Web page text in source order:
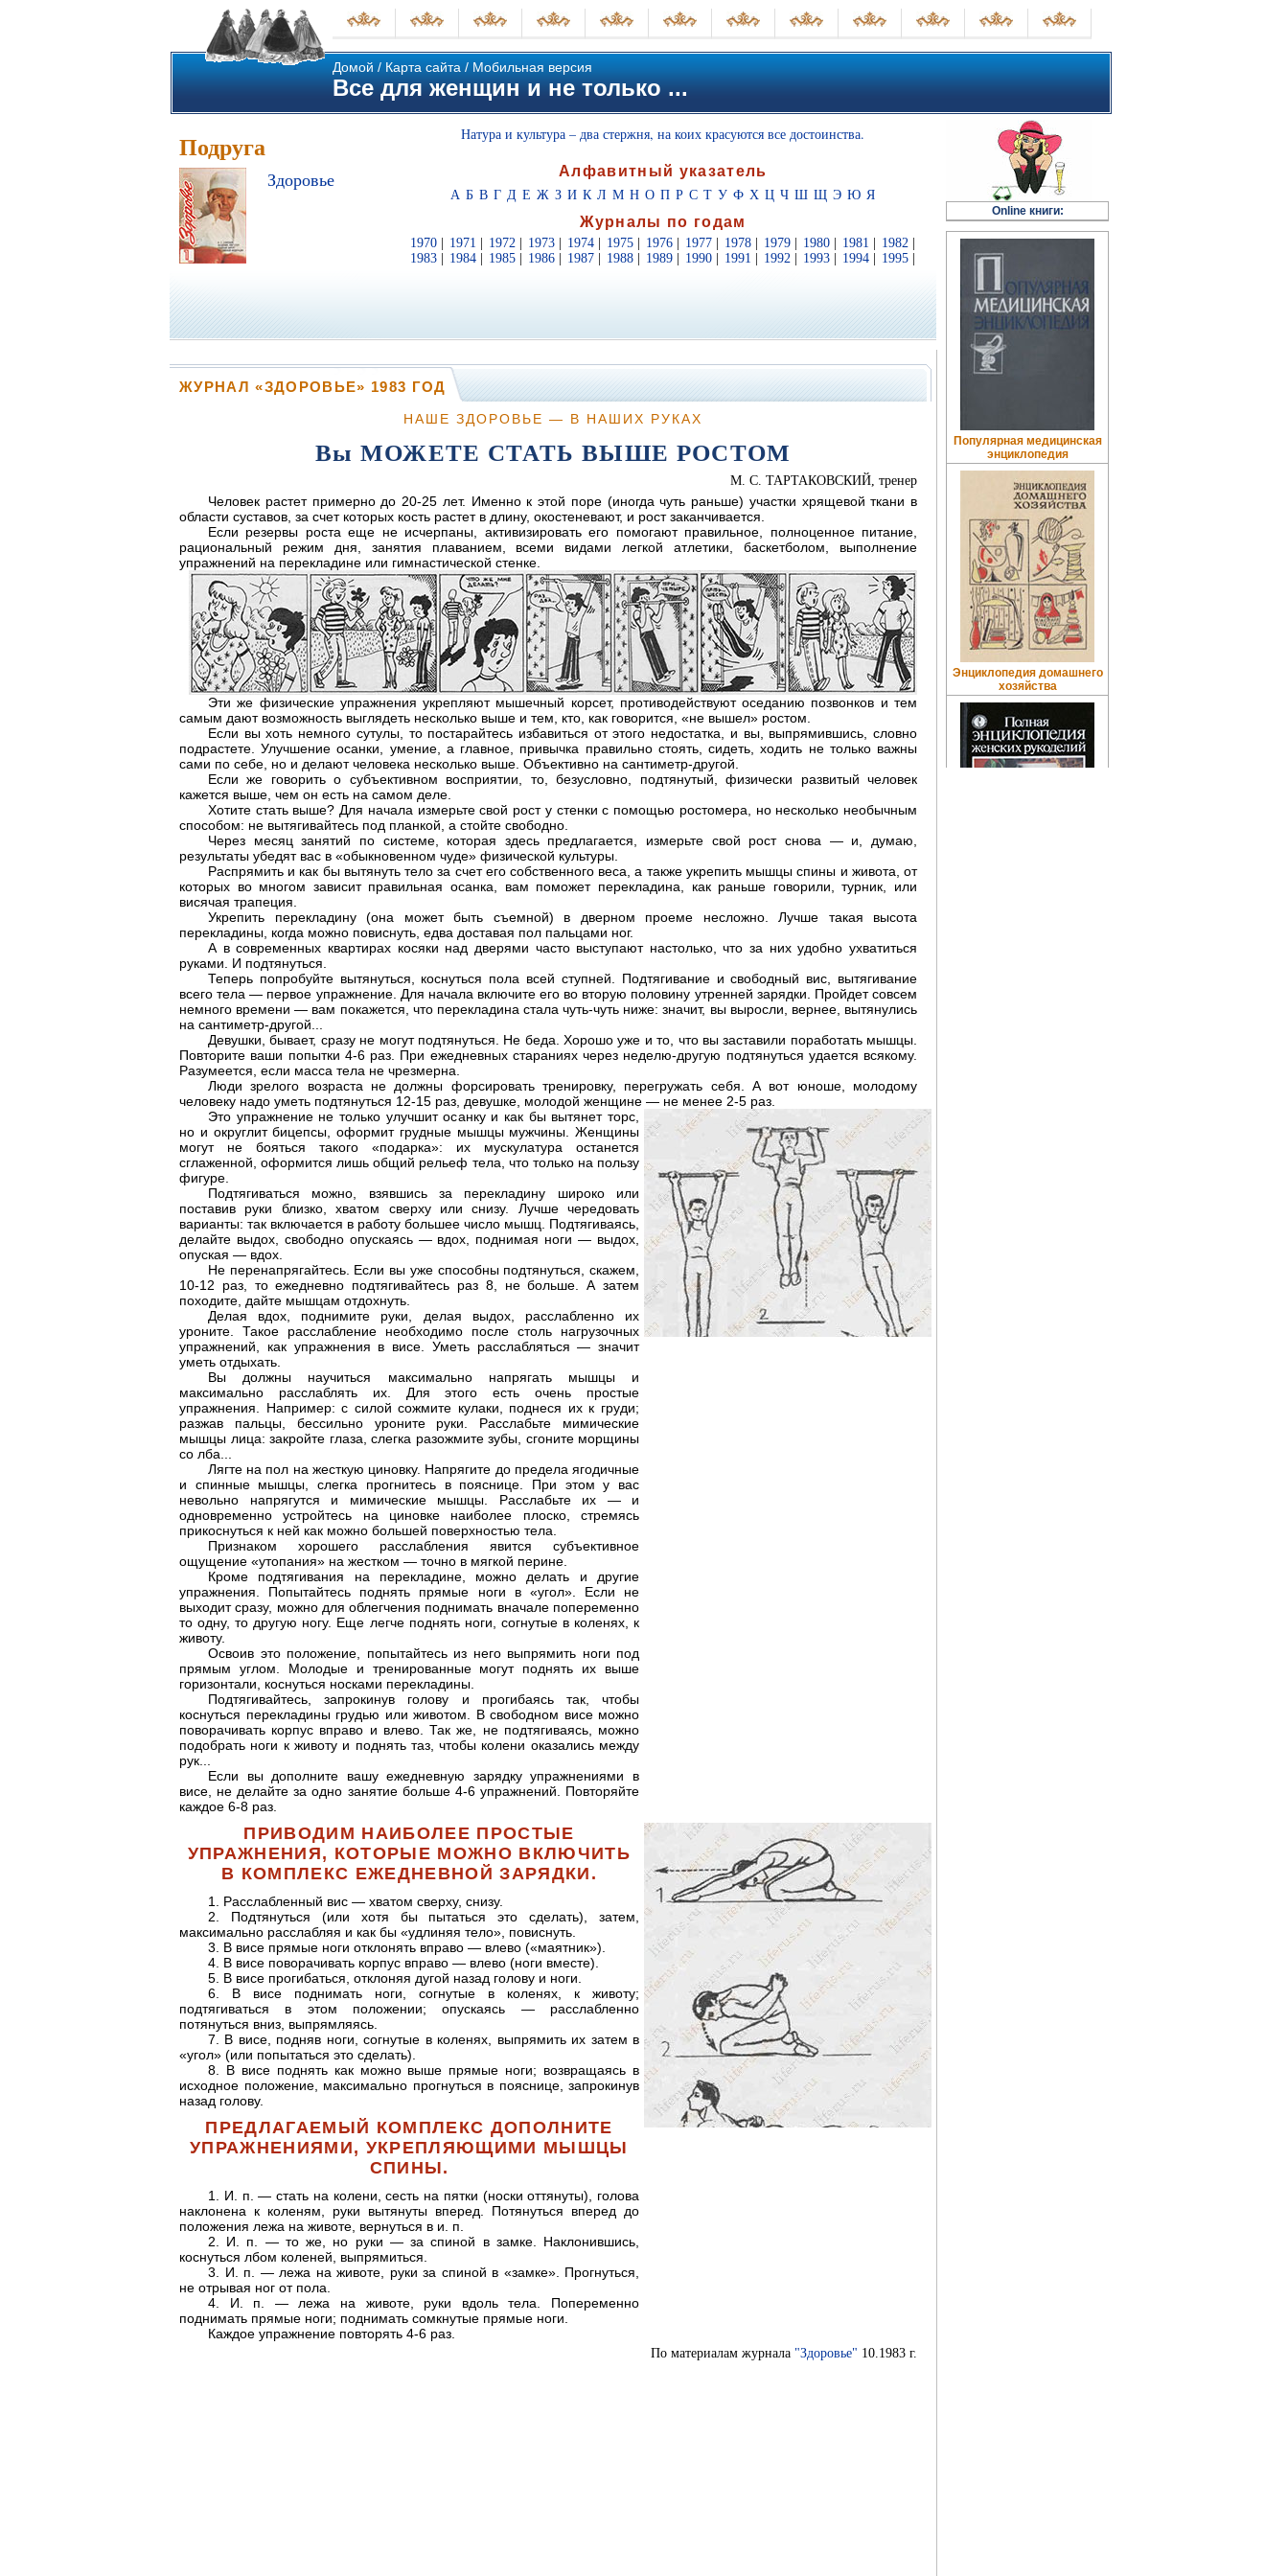
Домой / Карта сайта / Мобильная версия
Все для женщин и не только ...
Подруга
Здоровье
Натура и культура – два стержня, на коих красуются все достоинства.
Алфавитный указатель
А Б В Г Д Е Ж З И К Л М Н О П Р С Т У Ф Х Ц Ч Ш Щ Э Ю Я
Журналы по годам
1970| 1971 1972| 1973| 1974| 1975| 1976| 1977| 1978| 1979| 1980| 1981 1982|
1983| 1984| 1985| 1986| 1987| 1988| 1989| 1990| 1991 1992| 1993| 1994| 1995|
ЖУРНАЛ «ЗДОРОВЬЕ» 1983 ГОД
НАШЕ ЗДОРОВЬЕ — В НАШИХ РУКАХ
Вы МОЖЕТЕ СТАТЬ ВЫШЕ РОСТОМ
М. С. ТАРТАКОВСКИЙ, тренер
Человек растет примерно до 20-25 лет. Именно к этой поре (иногда чуть раньше) участки хрящевой ткани в
области суставов, за счет которых кость растет в длину, окостеневают, и рост заканчивается.
Если резервы роста еще не исчерпаны, активизировать его помогают правильное, полноценное питание,
рациональный режим дня, занятия плаванием, всеми видами легкой атлетики, баскетболом, выполнение
упражнений на перекладине или гимнастической стенке.
Эти же физические упражнения укрепляют мышечный корсет, противодействуют оседанию позвонков и тем
самым дают возможность выглядеть несколько выше и тем, кто, как говорится, «не вышел» ростом.
Если вы хоть немного сутулы, то постарайтесь избавиться от этого недостатка, и вы, выпрямившись, словно
подрастете. Улучшение осанки, умение, а главное, привычка правильно стоять, сидеть, ходить не только важны
сами по себе, но и делают человека несколько выше. Объективно на сантиметр-другой.
Если же говорить о субъективном восприятии, то, безусловно, подтянутый, физически развитый человек
кажется выше, чем он есть на самом деле.
Хотите стать выше? Для начала измерьте свой рост у стенки с помощью ростомера, но несколько необычным
способом: не вытягивайтесь под планкой, а стойте свободно.
Через месяц занятий по системе, которая здесь предлагается, измерьте свой рост снова — и, думаю,
результаты убедят вас в «обыкновенном чуде» физической культуры.
Распрямить и как бы вытянуть тело за счет его собственного веса, а также укрепить мышцы спины и живота, от
которых во многом зависит правильная осанка, вам поможет перекладина, как раньше говорили, турник, или
висячая трапеция.
Укрепить перекладину (она может быть съемной) в дверном проеме несложно. Лучше такая высота
перекладины, когда можно повиснуть, едва доставая пол пальцами ног.
А в современных квартирах косяки над дверями часто выступают настолько, что за них удобно ухватиться
руками. И подтянуться.
Теперь попробуйте вытянуться, коснуться пола всей ступней. Подтягивание и свободный вис, вытягивание
всего тела — первое упражнение. Для начала включите его во вторую половину утренней зарядки. Пройдет совсем
немного времени — вам покажется, что перекладина стала чуть-чуть ниже: значит, вы выросли, вернее, вытянулись
на сантиметр-другой...
Девушки, бывает, сразу не могут подтянуться. Не беда. Хорошо уже и то, что вы заставили поработать мышцы.
Повторите ваши попытки 4-6 раз. При ежедневных стараниях через неделю-другую подтянуться удается всякому.
Разумеется, если масса тела не чрезмерна.
Люди зрелого возраста не должны форсировать тренировку, перегружать себя. А вот юноше, молодому
человеку надо уметь подтянуться 12-15 раз, девушке, молодой женщине — не менее 2-5 раз.
Это упражнение не только улучшит осанку и как бы вытянет торс,
но и округлит бицепсы, оформит грудные мышцы мужчины. Женщины
могут не бояться такого «подарка»: их мускулатура останется
сглаженной, оформится лишь общий рельеф тела, что только на пользу
фигуре.
Подтягиваться можно, взявшись за перекладину широко или
поставив руки близко, хватом сверху или снизу. Лучше чередовать
варианты: так включается в работу большее число мышц. Подтягиваясь,
делайте выдох, свободно опускаясь — вдох, поднимая ноги — выдох,
опуская — вдох.
Не перенапрягайтесь. Если вы уже способны подтянуться, скажем,
10-12 раз, то ежедневно подтягивайтесь раз 8, не больше. А затем
походите, дайте мышцам отдохнуть.
Делая вдох, поднимите руки, делая выдох, расслабленно их
уроните. Такое расслабление необходимо после столь нагрузочных
упражнений, как упражнения в висе. Уметь расслабляться — значит
уметь отдыхать.
Вы должны научиться максимально напрягать мышцы и
максимально расслаблять их. Для этого есть очень простые
упражнения. Например: с силой сожмите кулаки, поднеся их к груди;
разжав пальцы, бессильно уроните руки. Расслабьте мимические
мышцы лица: закройте глаза, слегка разожмите зубы, сгоните морщины
со лба...
Лягте на пол на жесткую циновку. Напрягите до предела ягодичные
и спинные мышцы, слегка прогнитесь в пояснице. При этом у вас
невольно напрягутся и мимические мышцы. Расслабьте их — и
одновременно устройтесь на циновке наиболее плоско, стремясь
прикоснуться к ней как можно большей поверхностью тела.
Признаком хорошего расслабления явится субъективное
ощущение «утопания» на жестком — точно в мягкой перине.
Кроме подтягивания на перекладине, можно делать и другие
упражнения. Попытайтесь поднять прямые ноги в «угол». Если не
выходит сразу, можно для облегчения поднимать вначале попеременно
то одну, то другую ногу. Еще легче поднять ноги, согнутые в коленях, к
животу.
Освоив это положение, попытайтесь из него выпрямить ноги под
прямым углом. Молодые и тренированные могут поднять их выше
горизонтали, коснуться носками перекладины.
Подтягивайтесь, запрокинув голову и прогибаясь так, чтобы
коснуться перекладины грудью или животом. В свободном висе можно
поворачивать корпус вправо и влево. Так же, не подтягиваясь, можно
подобрать ноги к животу и поднять таз, чтобы колени оказались между
рук...
Если вы дополните вашу ежедневную зарядку упражнениями в
висе, не делайте за одно занятие больше 4-6 упражнений. Повторяйте
каждое 6-8 раз.
ПРИВОДИМ НАИБОЛЕЕ ПРОСТЫЕ
УПРАЖНЕНИЯ, КОТОРЫЕ МОЖНО ВКЛЮЧИТЬ
В КОМПЛЕКС ЕЖЕДНЕВНОЙ ЗАРЯДКИ.
1. Расслабленный вис — хватом сверху, снизу.
2. Подтянуться (или хотя бы пытаться это сделать), затем,
максимально расслабляя и как бы «удлиняя тело», повиснуть.
3. В висе прямые ноги отклонять вправо — влево («маятник»).
4. В висе поворачивать корпус вправо — влево (ноги вместе).
5. В висе прогибаться, отклоняя дугой назад голову и ноги.
6. В висе поднимать ноги, согнутые в коленях, к животу;
подтягиваться в этом положении; опускаясь — расслабленно
потянуться вниз, выпрямляясь.
7. В висе, подняв ноги, согнутые в коленях, выпрямить их затем в
«угол» (или попытаться это сделать).
8. В висе поднять как можно выше прямые ноги; возвращаясь в
исходное положение, максимально прогнуться в пояснице, запрокинув
назад голову.
ПРЕДЛАГАЕМЫЙ КОМПЛЕКС ДОПОЛНИТЕ
УПРАЖНЕНИЯМИ, УКРЕПЛЯЮЩИМИ МЫШЦЫ
СПИНЫ.
1. И. п. — стать на колени, сесть на пятки (носки оттянуты), голова
наклонена к коленям, руки вытянуты вперед. Потянуться вперед до
положения лежа на животе, вернуться в и. п.
2. И. п. — то же, но руки — за спиной в замке. Наклонившись,
коснуться лбом коленей, выпрямиться.
3. И. п. — лежа на животе, руки за спиной в «замке». Прогнуться,
не отрывая ног от пола.
4. И. п. — лежа на животе, руки вдоль тела. Попеременно
поднимать прямые ноги; поднимать сомкнутые прямые ноги.
Каждое упражнение повторять 4-6 раз.
По материалам журнала "Здоровье" 10.1983 г.
Online книги:
Популярная медицинская
энциклопедия
Энциклопедия домашнего
хозяйства